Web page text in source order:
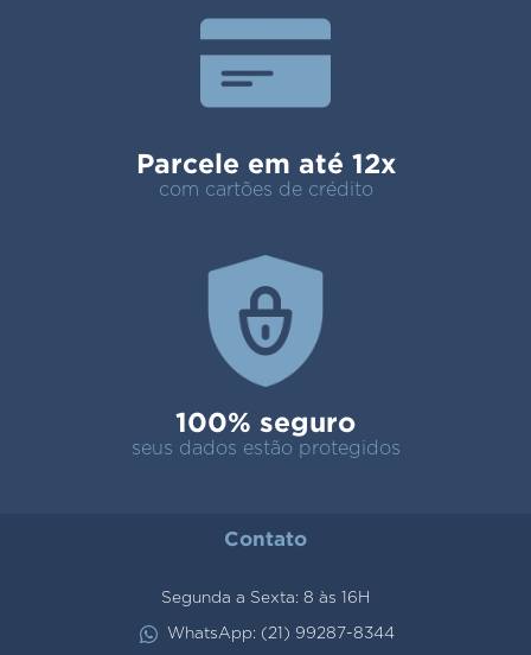
Parcele em até 12x
com cartões de crédito
100% seguro
seus dados estão protegidos
Contato
Segunda a Sexta: 8 às 16H
WhatsApp: (21) 99287-8344